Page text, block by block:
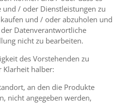
/ oder Dienstleistungen zu
und / oder abzuholen und
Datenverantwortliche
nicht zu bearbeiten.
des Vorstehenden zu
Klarheit halber:
an den die Produkte
nicht angegeben werden,